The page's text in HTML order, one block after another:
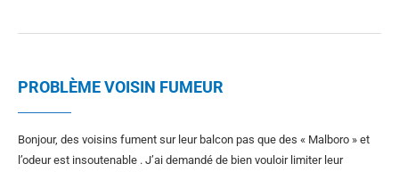
PROBLÈME VOISIN FUMEUR
Bonjour, des voisins fument sur leur balcon pas que des « Malboro » et
l’odeur est insoutenable . J’ai demandé de bien vouloir limiter leur